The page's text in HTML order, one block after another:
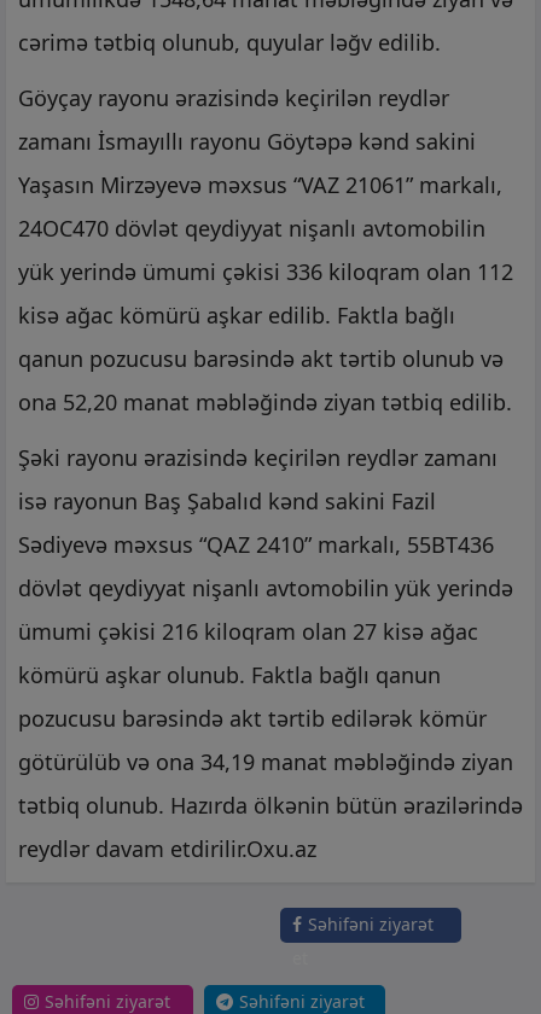
cərimə tətbiq olunub, quyular ləğv edilib.
Göyçay rayonu ərazisində keçirilən reydlər
zamanı İsmayıllı rayonu Göytəpə kənd sakini
Yaşasın Mirzəyevə məxsus “VAZ 21061” markalı,
24OC470 dövlət qeydiyyat nişanlı avtomobilin
yük yerində ümumi çəkisi 336 kiloqram olan 112
kisə ağac kömürü aşkar edilib. Faktla bağlı
qanun pozucusu barəsində akt tərtib olunub və
ona 52,20 manat məbləğində ziyan tətbiq edilib.
Şəki rayonu ərazisində keçirilən reydlər zamanı
isə rayonun Baş Şabalıd kənd sakini Fazil
Sədiyevə məxsus “QAZ 2410” markalı, 55BT436
dövlət qeydiyyat nişanlı avtomobilin yük yerində
ümumi çəkisi 216 kiloqram olan 27 kisə ağac
kömürü aşkar olunub. Faktla bağlı qanun
pozucusu barəsində akt tərtib edilərək kömür
götürülüb və ona 34,19 manat məbləğində ziyan
tətbiq olunub. Hazırda ölkənin bütün ərazilərində
reydlər davam etdirilir.Oxu.az
Səhifəni ziyarət
Səhifəni ziyarət
Səhifəni ziyarət